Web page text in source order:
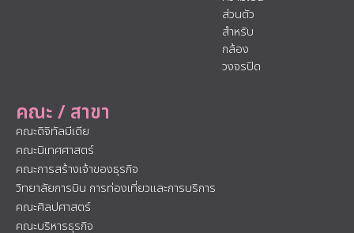
คณะ / สาขา
คณะดิจิทัลมีเดีย
คณะนิเทศศาสตร์
คณะการสร้างเจ้าของธุรกิจ
วิทยาลัยการบิน การท่องเที่ยวและการบริการ
คณะศิลปศาสตร์
คณะบริหารธุรกิจ
ส่วนตัว
สำหรับ
กล้อง
วงจรปิด